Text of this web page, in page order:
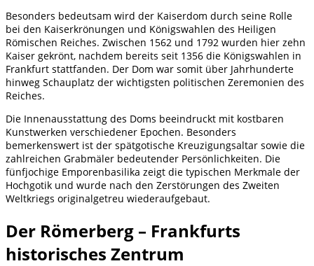
Besonders bedeutsam wird der Kaiserdom durch seine Rolle
bei den Kaiserkrönungen und Königswahlen des Heiligen
Römischen Reiches. Zwischen 1562 und 1792 wurden hier zehn
Kaiser gekrönt, nachdem bereits seit 1356 die Königswahlen in
Frankfurt stattfanden. Der Dom war somit über Jahrhunderte
hinweg Schauplatz der wichtigsten politischen Zeremonien des
Reiches.
Die Innenausstattung des Doms beeindruckt mit kostbaren
Kunstwerken verschiedener Epochen. Besonders
bemerkenswert ist der spätgotische Kreuzigungsaltar sowie die
zahlreichen Grabmäler bedeutender Persönlichkeiten. Die
fünfjochige Emporenbasilika zeigt die typischen Merkmale der
Hochgotik und wurde nach den Zerstörungen des Zweiten
Weltkriegs originalgetreu wiederaufgebaut.
Der Römerberg – Frankfurts
historisches Zentrum